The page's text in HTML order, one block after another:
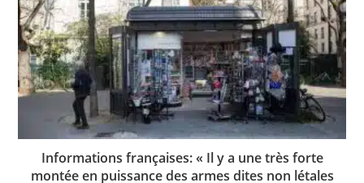
Informations françaises: « Il y a une très forte
montée en puissance des armes dites non létales